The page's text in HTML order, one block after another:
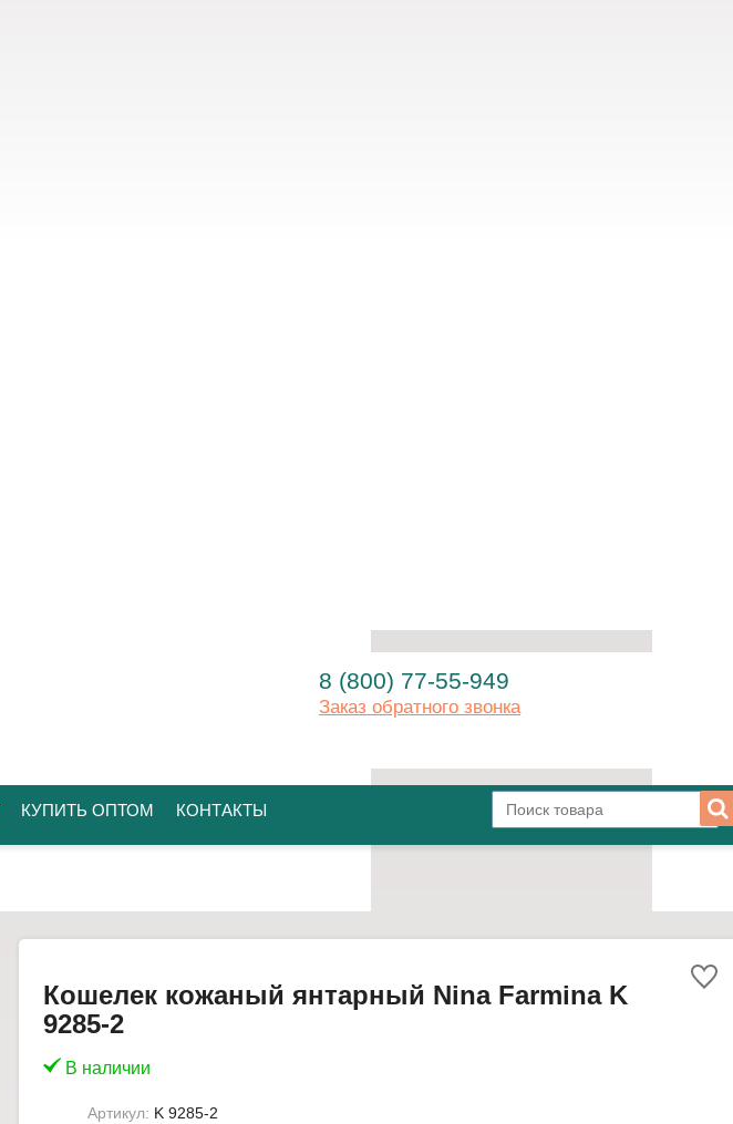
8 (800) 77-55-949
Заказ обратного звонка
КУПИТЬ ОПТОМ КОНТАКТЫ
Кошелек кожаный янтарный Nina Farmina K
9285-2
В наличии
Артикул: K 9285-2